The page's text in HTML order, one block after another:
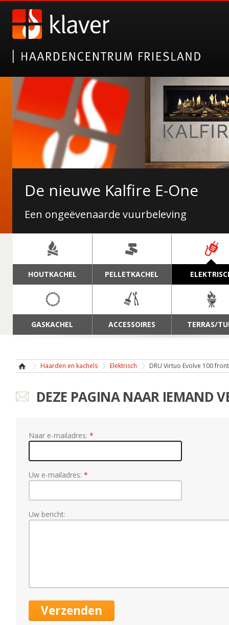
Gazco elektrische haarden
Alsof het echt is!
De nieuwe Kalfire E-One
Een ongeëvenaarde vuurbeleving
NAVIGATIE
HOUTKACHEL PELLETKACHEL
GASKACHEL ACCESSOIRES TERRAS/
Haarden en kachels Elektrisch DRU Virtuo Evolve 100
DEZE PAGINA NAAR IEMAND
Naar e-mailadres:
Uw e-mailadres:
Uw bericht: